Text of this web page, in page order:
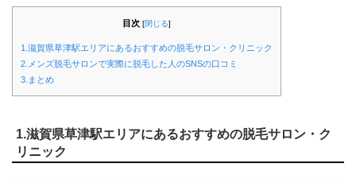
目次 [閉じる]
1.滋賀県草津駅エリアにあるおすすめの脱毛サロン・クリニック
2.メンズ脱毛サロンで実際に脱毛した人のSNSの口コミ
3.まとめ
1.滋賀県草津駅エリアにあるおすすめの脱毛サロン・ク
リニック